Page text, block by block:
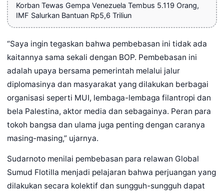
Korban Tewas Gempa Venezuela Tembus 5.119 Orang,
IMF Salurkan Bantuan Rp5,6 Triliun
“Saya ingin tegaskan bahwa pembebasan ini tidak ada
kaitannya sama sekali dengan BOP. Pembebasan ini
adalah upaya bersama pemerintah melalui jalur
diplomasinya dan masyarakat yang dilakukan berbagai
organisasi seperti MUI, lembaga-lembaga filantropi dan
bela Palestina, aktor media dan sebagainya. Peran para
tokoh bangsa dan ulama juga penting dengan caranya
masing-masing,” ujarnya.
Sudarnoto menilai pembebasan para relawan Global
Sumud Flotilla menjadi pelajaran bahwa perjuangan yang
dilakukan secara kolektif dan sungguh-sungguh dapat